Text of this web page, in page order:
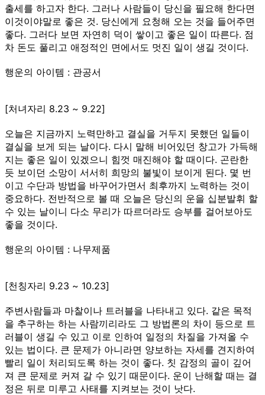
출세를 하고자 한다. 그러나 사람들이 당신을 필요해 한다면
이것이야말로 좋은 것. 당신에게 요청해 오는 것을 들어주면
좋다. 그러다 보면 자연히 덕이 쌓이고 좋은 일이 따른다. 점
차 돈도 풀리고 애정적인 면에서도 멋진 일이 생길 것이다.
행운의 아이템 : 관공서
[처녀자리 8.23 ~ 9.22]
오늘은 지금까지 노력만하고 결실을 거두지 못했던 일들이
결실을 보게 되는 날이다. 다시 말해 비어있던 창고가 가득해
지는 좋은 일이 있겠으니 힘껏 매진해야 할 때이다. 곤란한
듯 보이던 소망이 서서히 희망의 불빛이 보이게 된다. 몇 번
이고 수단과 방법을 바꾸어가면서 최후까지 노력하는 것이
중요하다. 전반적으로 볼 때 오늘은 당신의 운을 십분발휘 할
수 있는 날이니 다소 무리가 따르더라도 승부를 걸어보아도
좋을 것이다.
행운의 아이템 : 나무제품
[천칭자리 9.23 ~ 10.23]
주변사람들과 마찰이나 트러블을 나타내고 있다. 같은 목적
을 추구하는 하는 사람끼리라도 그 방법론의 차이 등으로 트
러블이 생길 수 있고 이로 인하여 일정의 차질을 가져올 수
있는 법이다. 큰 문제가 아니라면 양보하는 자세를 견지하여
빨리 일이 처리되도록 하는 것이 좋다. 칫 감정의 골이 깊어
져 큰 문제로 커져 갈 수 있기 때문이다. 운이 난해할 때는 결
정은 뒤로 미루고 사태를 지켜보는 것이 낫다.